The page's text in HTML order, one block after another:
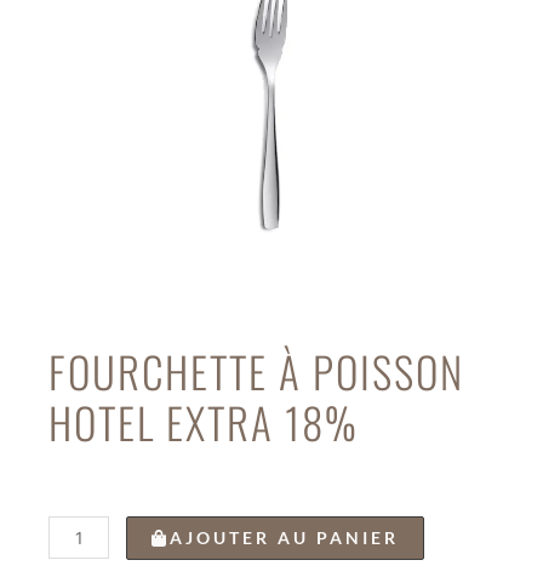
FOURCHETTE À POISSON
HOTEL EXTRA 18%
quantité
de
AJOUTER AU PANIER